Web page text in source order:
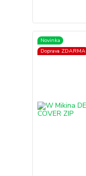
Novinka
Doprava ZDARMA